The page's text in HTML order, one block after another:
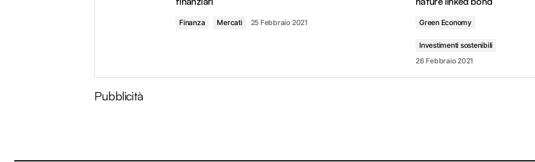
Finanza Mercati 25 Febbraio 2021 Green Economy
Investimenti sostenibili
26 Febbraio 2021
Pubblicità